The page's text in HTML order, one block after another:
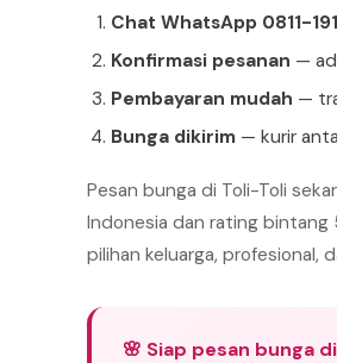
Chat WhatsApp 0811-
Konfirmasi pesanan —
Pembayaran mudah —
Bunga dikirim — kurir
Pesan bunga di Toli-Toli
Indonesia dan rating bintang
pilihan keluarga, profesional,
🌸 Siap pesan bunga